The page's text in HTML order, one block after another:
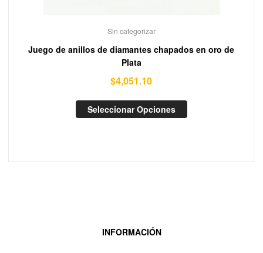
Sin categorizar
Juego de anillos de diamantes chapados en oro de
Plata
$4,051.10
Seleccionar Opciones
INFORMACIÓN